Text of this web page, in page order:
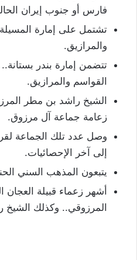
فارس أو جنوب إيران
تشتمل على إمارة المسيلة
والمرازيق.
تتضمن إمارة بندر
القواسم والمرازيق.
الشيخ راشد بن مطر
زعامة جماعة آل مرزوق.
إلى آخر الإحصائيات.
يتبعون المذهب السني
أشهر زعماء قبيلة
المرزوقي.. وكذلك